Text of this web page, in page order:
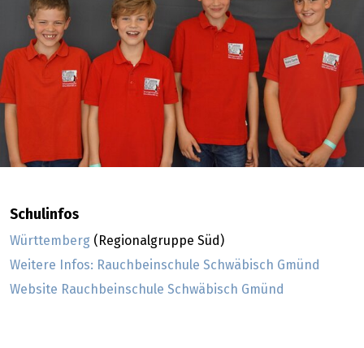
Schulinfos
Württemberg (Regionalgruppe Süd)
Weitere Infos: Rauchbeinschule Schwäbisch Gmünd
Website Rauchbeinschule Schwäbisch Gmünd